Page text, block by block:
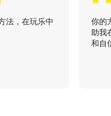
法，在玩乐中
你的
助我
和自